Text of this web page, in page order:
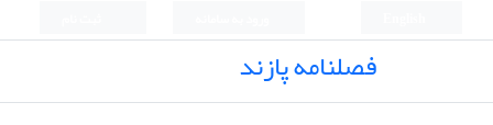
فصلنامه پازند